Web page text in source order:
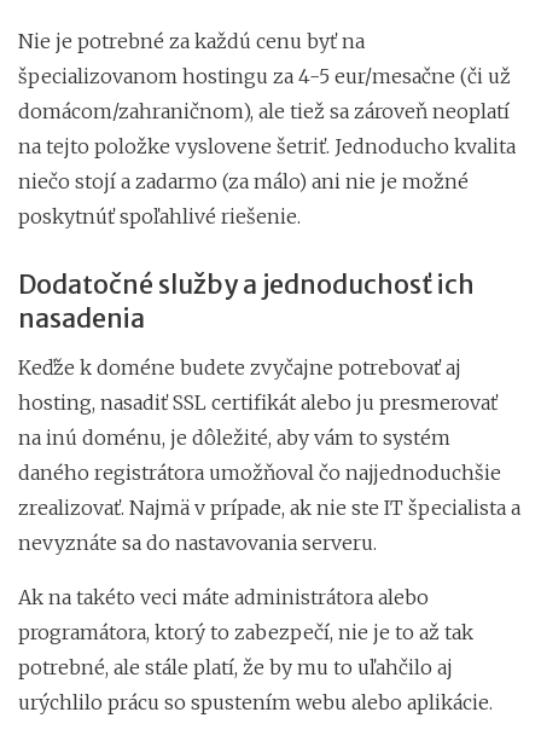
Nie je potrebné za každú cenu byť na
špecializovanom hostingu za 4-5 eur/mesačne (či už
domácom/zahraničnom), ale tiež sa zároveň neoplatí
na tejto položke vyslovene šetriť. Jednoducho kvalita
niečo stojí a zadarmo (za málo) ani nie je možné
poskytnúť spoľahlivé riešenie.
Dodatočné služby a jednoduchosť ich
nasadenia
Keďže k doméne budete zvyčajne potrebovať aj
hosting, nasadiť SSL certifikát alebo ju presmerovať
na inú doménu, je dôležité, aby vám to systém
daného registrátora umožňoval čo najjednoduchšie
zrealizovať. Najmä v prípade, ak nie ste IT špecialista a
nevyznáte sa do nastavovania serveru.
Ak na takéto veci máte administrátora alebo
programátora, ktorý to zabezpečí, nie je to až tak
potrebné, ale stále platí, že by mu to uľahčilo aj
urýchlilo prácu so spustením webu alebo aplikácie.